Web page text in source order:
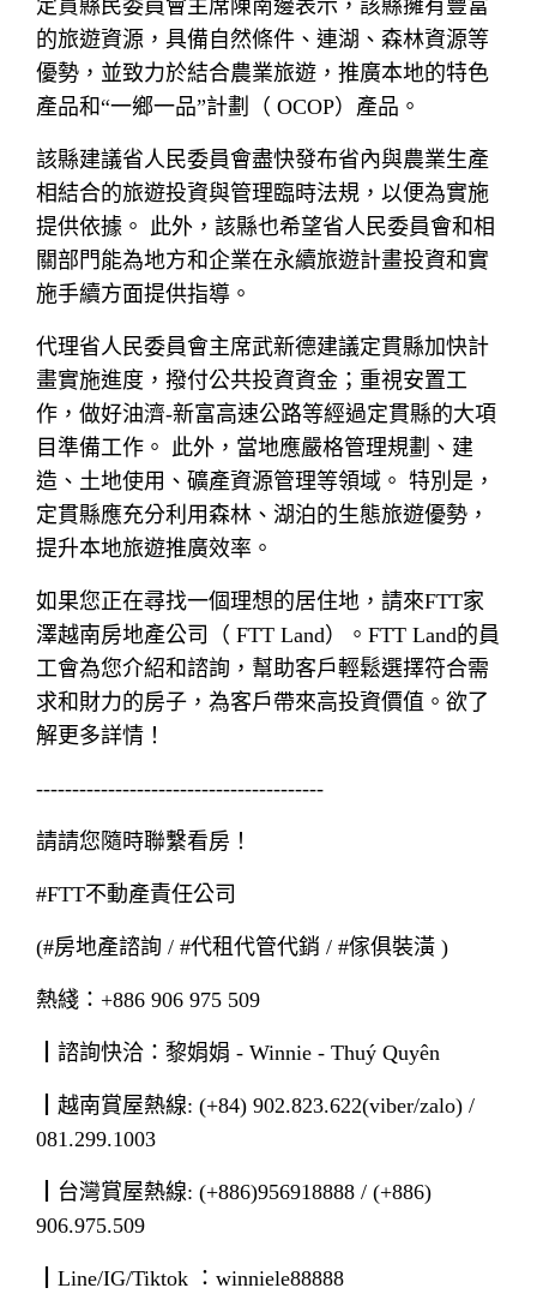
定貫縣民委員會主席陳南邊表示，該縣擁有豐富
的旅遊資源，具備自然條件、連湖、森林資源等
優勢，並致力於結合農業旅遊，推廣本地的特色
產品和“一鄉一品”計劃（ OCOP）產品。
該縣建議省人民委員會盡快發布省內與農業生產
相結合的旅遊投資與管理臨時法規，以便為實施
提供依據。 此外，該縣也希望省人民委員會和相
關部門能為地方和企業在永續旅遊計畫投資和實
施手續方面提供指導。
代理省人民委員會主席武新德建議定貫縣加快計
畫實施進度，撥付公共投資資金；重視安置工
作，做好油濟-新富高速公路等經過定貫縣的大項
目準備工作。 此外，當地應嚴格管理規劃、建
造、土地使用、礦產資源管理等領域。 特別是，
定貫縣應充分利用森林、湖泊的生態旅遊優勢，
提升本地旅遊推廣效率。
如果您正在尋找一個理想的居住地，請來FTT家
澤越南房地產公司（ FTT Land）。FTT Land的員
工會為您介紹和諮詢，幫助客戶輕鬆選擇符合需
求和財力的房子，為客戶帶來高投資價值。欲了
解更多詳情！
----------------------------------------
請請您隨時聯繫看房！
#FTT不動產責任公司
(#房地產諮詢 / #代租代管代銷 / #傢俱裝潢 )
熱綫：+886 906 975 509
┃諮詢快洽：黎娟娟 - Winnie - Thuý Quyên
┃越南賞屋熱線: (+84) 902.823.622(viber/zalo) /
081.299.1003
┃台灣賞屋熱線: (+886)956918888 / (+886)
906.975.509
┃Line/IG/Tiktok ：winniele88888